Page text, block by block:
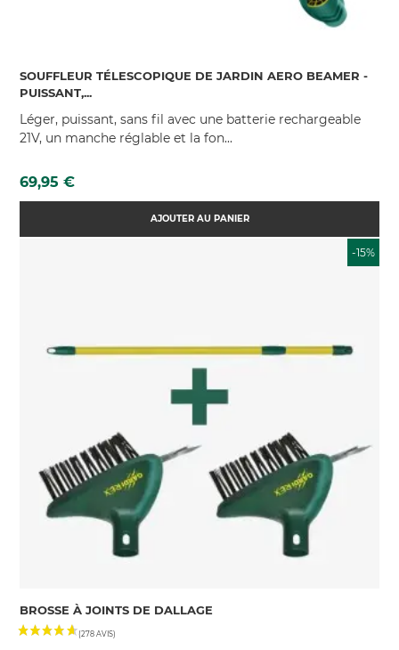
SOUFFLEUR TÉLESCOPIQUE DE JARDIN AERO BEAMER -
PUISSANT,...
Léger, puissant, sans fil avec une batterie rechargeable
21V, un manche réglable et la fon...
Prix
69,95 €
AJOUTER AU PANIER
BROSSE À JOINTS DE DALLAGE
-15%